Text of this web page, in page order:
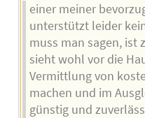
einer meiner
unterstützt leider
muss man sagen, ist
sieht wohl vor die
Vermittlung von
machen und im
günstig und